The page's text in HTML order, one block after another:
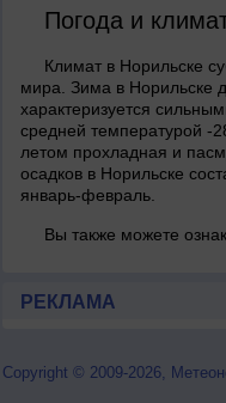
Погода и
Климат в Норильске
мира. Зима в Норильске
характеризуется
средней температурой -
летом прохладная и
осадков в Норильске
январь-февраль.
Вы также можете
РЕКЛАМА
Copyright © 2009-2026,